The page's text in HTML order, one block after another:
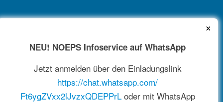
NEWSARCHIV
×
NEU! NOEPS Infoservice auf WhatsApp
Jetzt anmelden über den Einladungslink
https://chat.whatsapp.com/
Ft6ygZVxx2lJvzxQDEPPrLoder mit WhatsApp